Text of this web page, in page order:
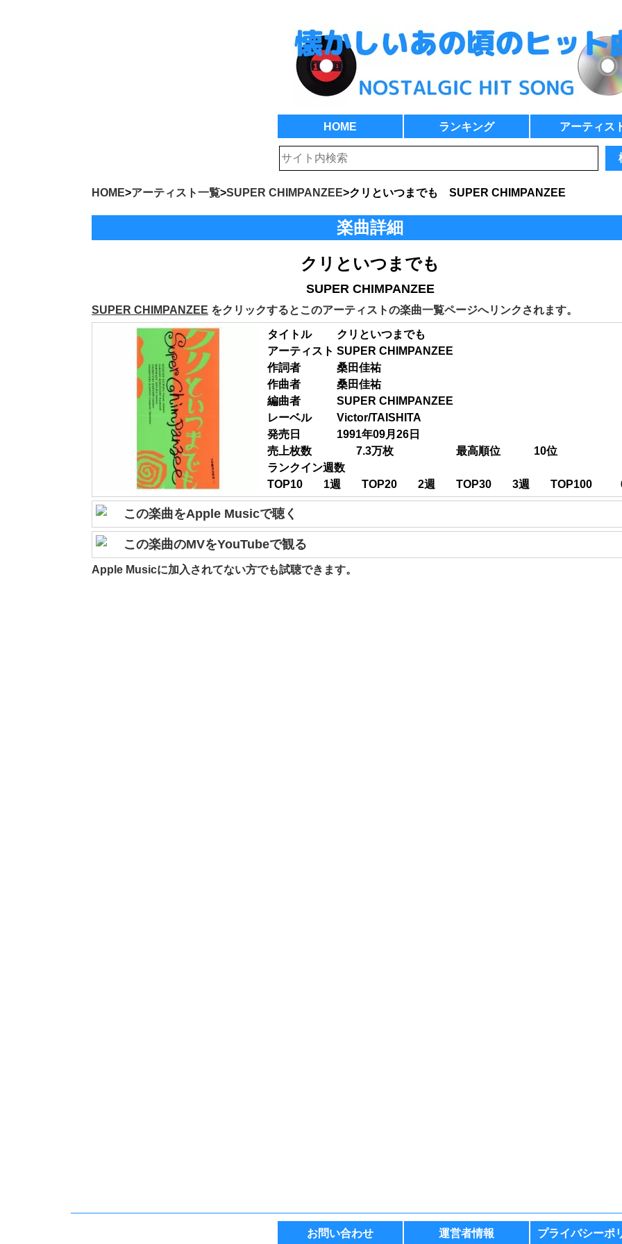
HOME ランキング アーティス
HOME>アーティスト一覧>SUPER CHIMPANZEE>クリといつまでも SUPER CHIMPANZEE
楽曲詳細
クリといつまでも
SUPER CHIMPANZEE
SUPER CHIMPANZEE をクリックするとこのアーティストの楽曲一覧ページへリンクされます。
タイトル
クリといつまでも
アーティスト SUPER CHIMPANZEE
作詞者
桑田佳祐
作曲者
桑田佳祐
編曲者
SUPER CHIMPANZEE
レーベル
Victor/TAISHITA
発売日
1991年09月26日
売上枚数
7.3万枚 最高順位 10位
ランクイン週数
TOP10
1週 TOP20 2週 TOP30 3週 TOP100
この楽曲をApple Musicで聴く
この楽曲のMVをYouTubeで観る
Apple Musicに加入されてない方でも試聴できます。
お問い合わせ 運営者情報 プライバシーポ